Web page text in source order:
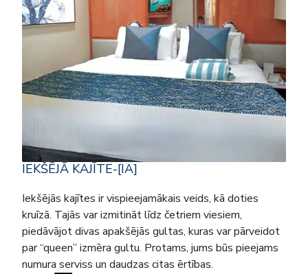
IEKŠĒJĀ KAJĪTE-[IA]
Iekšējās kajītes ir vispieejamākais veids, kā doties
kruīzā. Tajās var izmitināt līdz četriem viesiem,
piedāvājot divas apakšējās gultas, kuras var pārveidot
par “queen” izmēra gultu. Protams, jums būs pieejams
numura serviss un daudzas citas ērtības.